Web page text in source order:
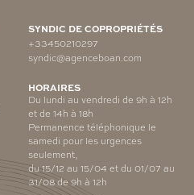
SYNDIC DE COPROPRIÉTÉS
+33450210297
syndic@agenceboan.com
HORAIRES
Du lundi au vendredi de 9h à 12h
et de 14h à 18h
Permanence téléphonique le
samedi pour les urgences
seulement,
du 15/12 au 15/04 et du 01/07 au
31/08 de 9h à 12h